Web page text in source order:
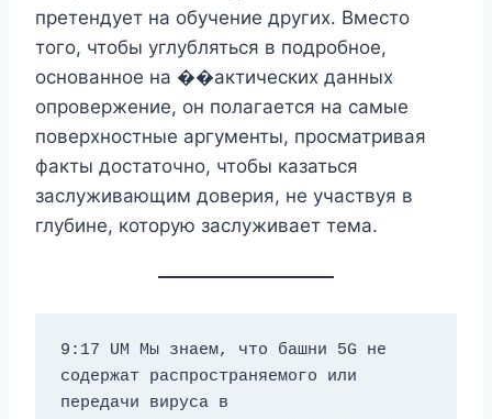
претендует на обучение других. Вместо
того, чтобы углубляться в подробное,
основанное на ��актических данных
опровержение, он полагается на самые
поверхностные аргументы, просматривая
факты достаточно, чтобы казаться
заслуживающим доверия, не участвуя в
глубине, которую заслуживает тема.
9:17 UM Мы знаем, что башни 5G не
содержат распространяемого или
передачи вируса в